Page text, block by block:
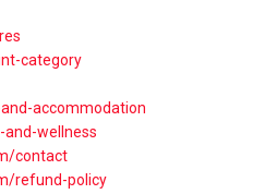
category
accommodation
wellness
contact
refund-policy